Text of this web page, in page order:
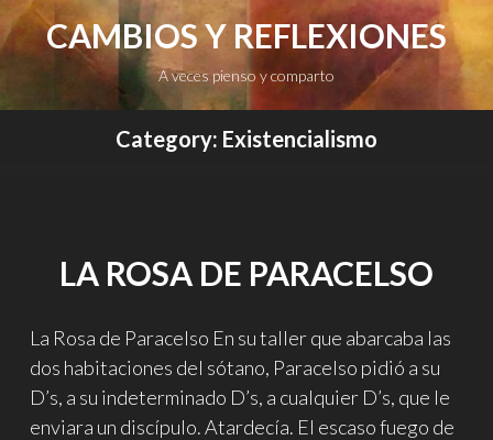
CAMBIOS Y REFLEXIONES
A veces pienso y comparto
Category: Existencialismo
LA ROSA DE PARACELSO
La Rosa de Paracelso En su taller que abarcaba las
dos habitaciones del sótano, Paracelso pidió a su
D’s, a su indeterminado D’s, a cualquier D’s, que le
enviara un discípulo. Atardecía. El escaso fuego de